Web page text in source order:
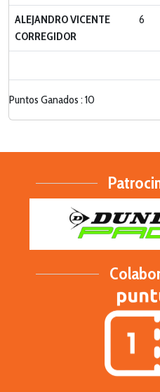
ALEJANDRO VICENTE
CORREGIDOR
6
Puntos Ganados : 10